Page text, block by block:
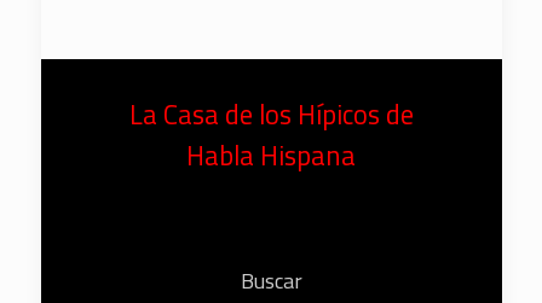
La Casa de los Hípicos de
Habla Hispana
Buscar